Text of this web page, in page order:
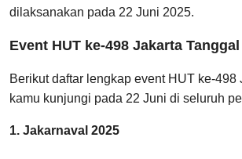
dilaksanakan pada 22 Juni 2025.
Event HUT ke-498 Jakarta Tanggal
Berikut daftar lengkap event HUT ke-498
kamu kunjungi pada 22 Juni di seluruh
1. Jakarnaval 2025